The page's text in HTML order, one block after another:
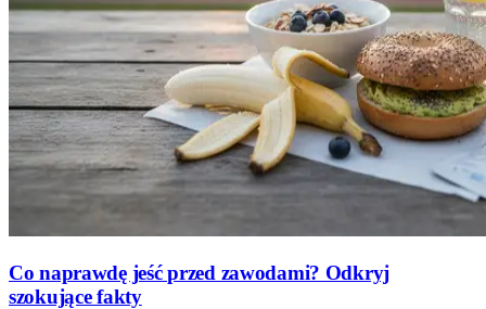
Co naprawdę jeść przed zawodami? Odkryj
szokujące fakty